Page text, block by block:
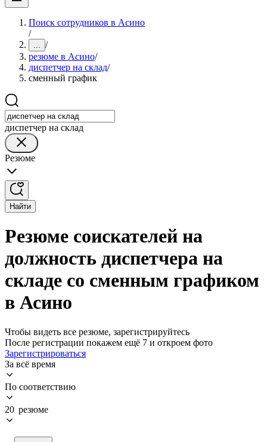
Поиск сотрудников в Асино
/
... /
резюме в Асино/
диспетчер на склад/
сменный график
диспетчер на склад
Резюме
Найти
Резюме соискателей на
должность диспетчера на
складе со сменным графиком
в Асино
Чтобы видеть все резюме, зарегистрируйтесь
После регистрации покажем ещё 7 и откроем фото
Зарегистрироваться
За всё время
По соответствию
20 резюме